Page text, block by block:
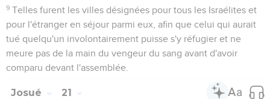
9 Telles furent les villes désignées pour tous les Israélites et
pour l'étranger en séjour parmi eux, afin que celui qui aurait
tué quelqu'un involontairement puisse s'y réfugier et ne
meure pas de la main du vengeur du sang avant d'avoir
comparu devant l'assemblée.
Josué 21